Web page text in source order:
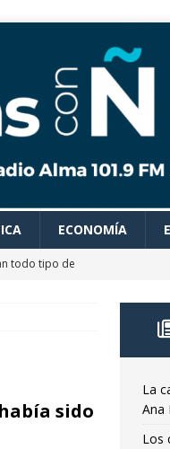
ECONOMÍA
todo tipo de
sido
La
Ana
Los